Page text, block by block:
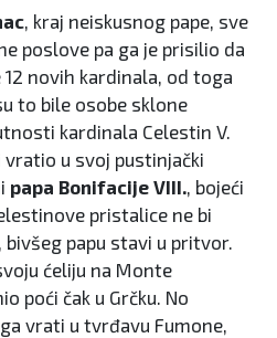
, kraj neiskusnog pape, sve
poslove pa ga je prisilio da
12 novih kardinala, od toga
to bile osobe sklone
kardinala Celestin V.
u svoj pustinjački
papa Bonifacije VIII., bojeći
pristalice ne bi
papu stavi u pritvor.
ćeliju na Monte
poći čak u Grčku. No
vrati u tvrđavu Fumone,